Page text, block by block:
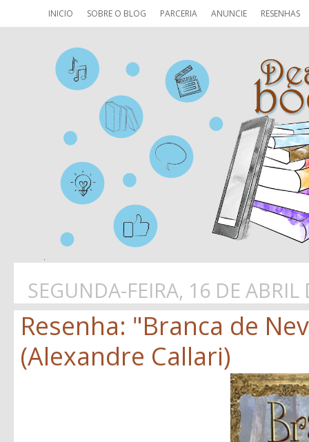
INICIO SOBRE O BLOG PARCERIA ANUNCIE RESENHAS
SEGUNDA-FEIRA, 16 DE ABRIL
Resenha: "Branca de
(Alexandre Callari)